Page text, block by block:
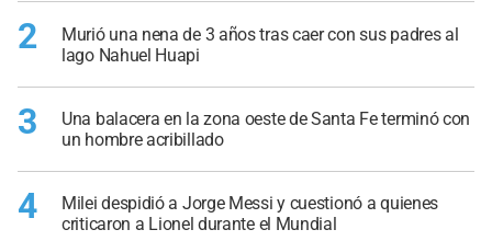
2
Murió una nena de 3 años tras caer con sus padres al
lago Nahuel Huapi
3
Una balacera en la zona oeste de Santa Fe terminó con
un hombre acribillado
4
Milei despidió a Jorge Messi y cuestionó a quienes
criticaron a Lionel durante el Mundial